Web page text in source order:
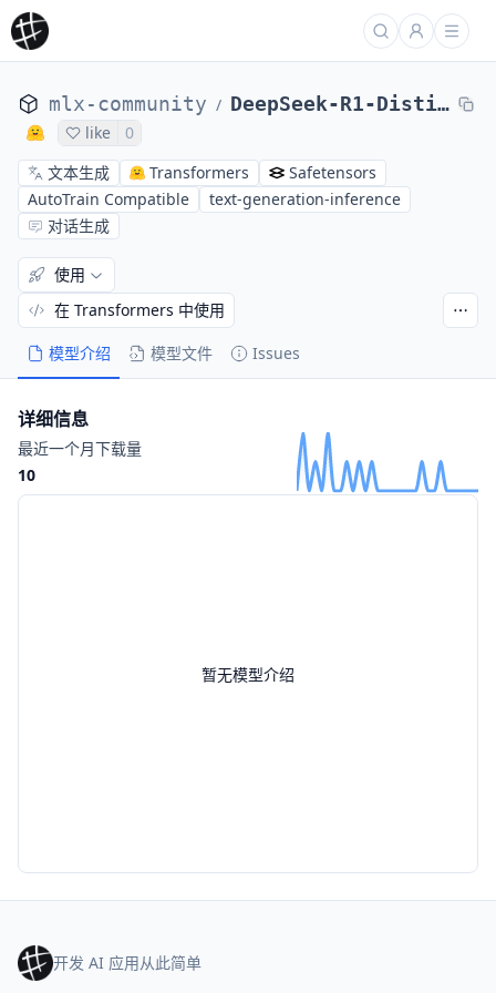
mlx-community / DeepSeek-R1-Distill-Llama-70B-4bit
like
0
文本生成
Transformers
Safetensors
AutoTrain Compatible
text-generation-inference
对话生成
模型介绍 模型文件 Issues
使用
在 Transformers 中使用
暂无模型介绍
详细信息
最近一个月下载量
10
开发 AI 应用从此简单